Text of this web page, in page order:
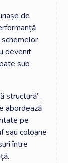
de
schemelor
devenit
sub
structură”,
abordează
pe
sau coloane
între